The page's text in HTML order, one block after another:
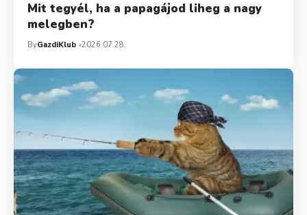
Mit tegyél, ha a papagájod liheg a nagy
melegben?
ByGazdiKlub 2026.07.28.